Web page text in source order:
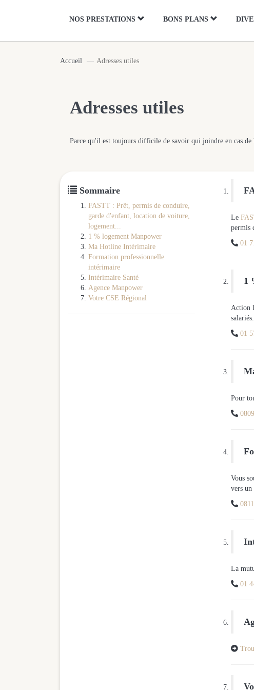
NOS PRESTATIONS BONS PLANS
Accueil Adresses utiles
Adresses utiles
Parce qu'il est toujours difficile de savoir qui joindre en cas de
Sommaire
FASTT : Prêt, permis de conduire,
garde d'enfant, location de voiture,
logement...
1 % logement Manpower
Ma Hotline Intérimaire
Formation professionnelle
intérimaire
Intérimaire Santé
Agence Manpower
Votre CSE Régional
Le
permis
01
1
Action
 01
Pour

Vous
vers un

La
 01
